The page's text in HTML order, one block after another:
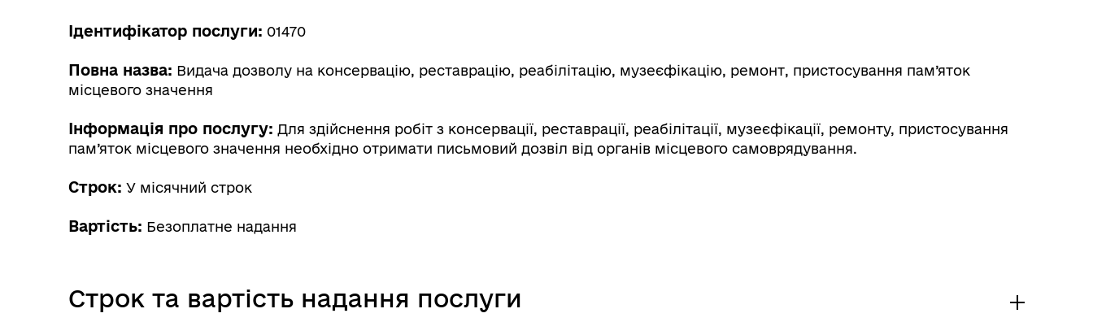
Ідентифікатор послуги: 01470
Повна назва: Видача дозволу на консервацію, реставрацію, реабілітацію, музеєфікацію, ремонт, пристосування пам’яток
місцевого значення
Інформація про послугу: Для здійснення робіт з консервації, реставрації, реабілітації, музеєфікації, ремонту, пристосування
пам’яток місцевого значення необхідно отримати письмовий дозвіл від органів місцевого самоврядування.
Строк: У місячний строк
Вартість: Безоплатне надання
Строк та вартість надання послуги